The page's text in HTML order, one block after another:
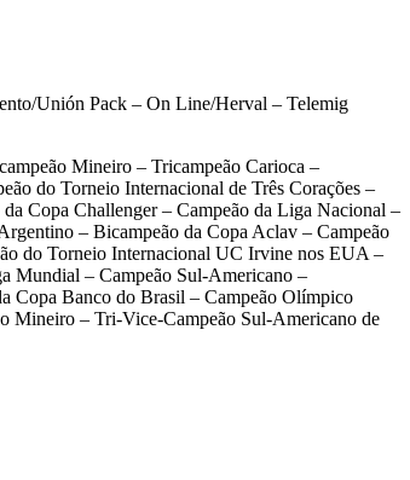
Unión Pack – On Line/Herval – Telemig
Mineiro – Tricampeão Carioca –
do Torneio Internacional de Três Corações –
Copa Challenger – Campeão da Liga Nacional –
– Bicampeão da Copa Aclav – Campeão
do Torneio Internacional UC Irvine nos EUA –
Mundial – Campeão Sul-Americano –
Copa Banco do Brasil – Campeão Olímpico
Mineiro – Tri-Vice-Campeão Sul-Americano de